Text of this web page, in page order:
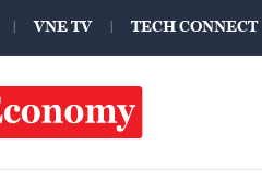
VNE TV TECH CONNECT